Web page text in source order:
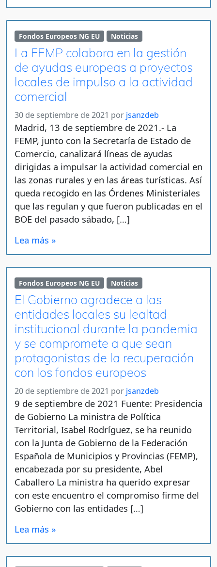
Fondos Europeos NG EU Noticias
La FEMP colabora en la gestión
de ayudas europeas a proyectos
locales de impulso a la actividad
comercial
30 de septiembre de 2021 por jsanzdeb
Madrid, 13 de septiembre de 2021.- La
FEMP, junto con la Secretaría de Estado de
Comercio, canalizará líneas de ayudas
dirigidas a impulsar la actividad comercial en
las zonas rurales y en las áreas turísticas. Así
queda recogido en las Órdenes Ministeriales
que las regulan y que fueron publicadas en el
BOE del pasado sábado, […]
Lea más »
Fondos Europeos NG EU Noticias
El Gobierno agradece a las
entidades locales su lealtad
institucional durante la pandemia
y se compromete a que sean
protagonistas de la recuperación
con los fondos europeos
20 de septiembre de 2021 por jsanzdeb
9 de septiembre de 2021 Fuente: Presidencia
de Gobierno La ministra de Política
Territorial, Isabel Rodríguez, se ha reunido
con la Junta de Gobierno de la Federación
Española de Municipios y Provincias (FEMP),
encabezada por su presidente, Abel
Caballero La ministra ha querido expresar
con este encuentro el compromiso firme del
Gobierno con las entidades […]
Lea más »